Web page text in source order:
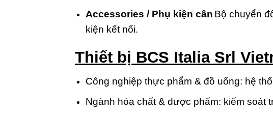
Accessories / Phụ kiện cân Bộ chuyển
kiện kết nối.
Thiết bị BCS Italia Srl
Công nghiệp thực phẩm & đồ uống: hệ
Ngành hóa chất & dược phẩm: kiểm soát